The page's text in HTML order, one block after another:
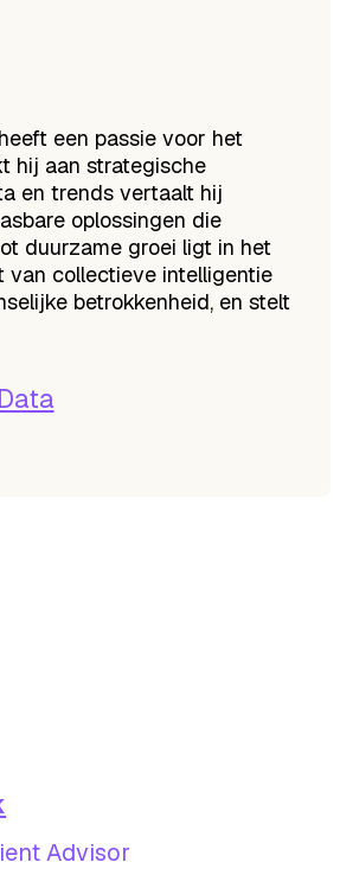
een passie voor het
hij aan strategische
en trends vertaalt hij
oplossingen die
duurzame groei ligt in het
van collectieve intelligentie
betrokkenheid, en stelt
Advisor